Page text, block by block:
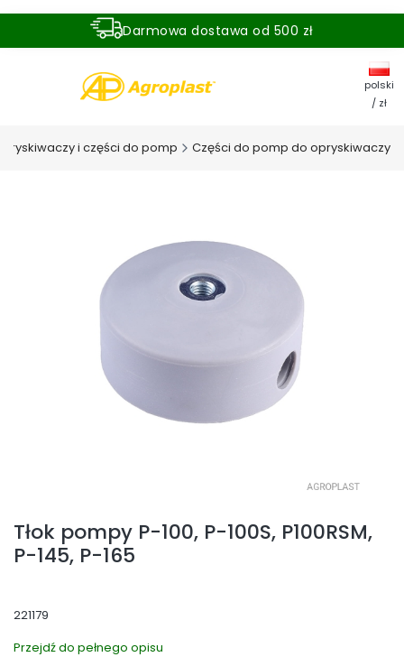
Darmowa dostawa od 500 zł
polski
/ zł
i części do pomp Części do pomp do opryskiwaczy
Tłok pompy P-100, P-100S, P100RSM,
P-145, P-165
221179
Przejdź do pełnego opisu